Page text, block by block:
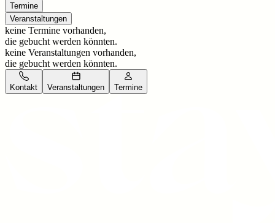
Termine
Veranstaltungen
keine Termine vorhanden,
die gebucht werden könnten.
keine Veranstaltungen vorhanden,
die gebucht werden könnten.
Kontakt Veranstaltungen Termine